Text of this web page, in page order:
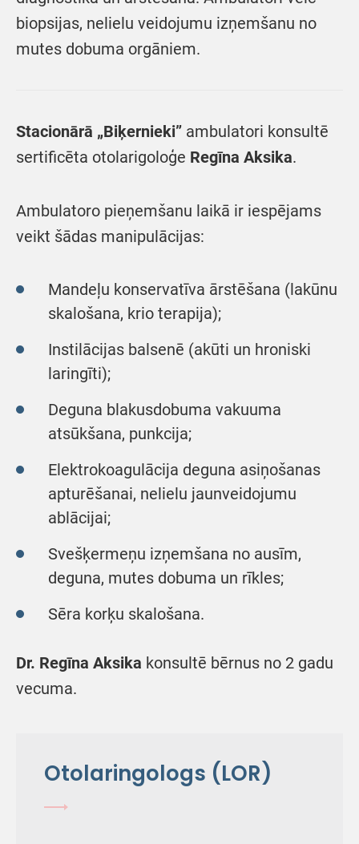
biopsijas, nelielu veidojumu izņemšanu no
mutes dobuma orgāniem.
Stacionārā „Biķernieki” ambulatori konsultē
sertificēta otolarigoloģe Regīna Aksika.
Ambulatoro pieņemšanu laikā ir iespējams
veikt šādas manipulācijas:
Mandeļu konservatīva ārstēšana (lakūnu
skalošana, krio terapija);
Instilācijas balsenē (akūti un hroniski
laringīti);
Deguna blakusdobuma vakuuma
atsūkšana, punkcija;
Elektrokoagulācija deguna asiņošanas
apturēšanai, nelielu jaunveidojumu
ablācijai;
Svešķermeņu izņemšana no ausīm,
deguna, mutes dobuma un rīkles;
Sēra korķu skalošana.
Dr. Regīna Aksika konsultē bērnus no 2 gadu
vecuma.
Otolaringologs (LOR)